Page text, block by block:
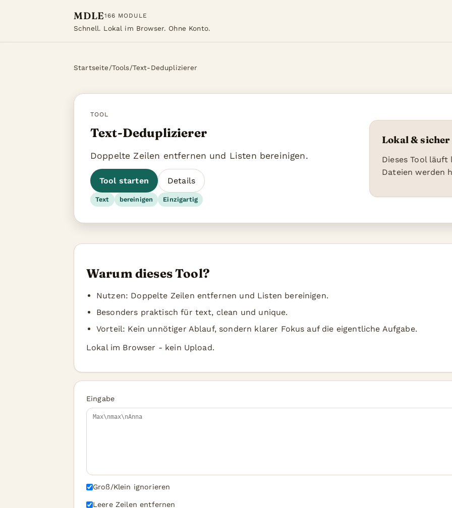
MDLE166 MODULE
Schnell. Lokal im Browser. Ohne Konto.
Startseite/Tools/Text-Deduplizierer
TOOL
Text-Deduplizierer
Doppelte Zeilen entfernen und Listen bereinigen.
Tool starten Details
Text bereinigen Einzigartig
Lokal & sicher
Dieses Tool läuft
Dateien werden
Warum dieses Tool?
Nutzen: Doppelte Zeilen entfernen und Listen bereinigen.
Besonders praktisch für text, clean und unique.
Vorteil: Kein unnötiger Ablauf, sondern klarer Fokus auf die eigentliche Aufgabe.
Lokal im Browser - kein Upload.
Eingabe
Groß/Klein ignorieren
Leere Zeilen entfernen